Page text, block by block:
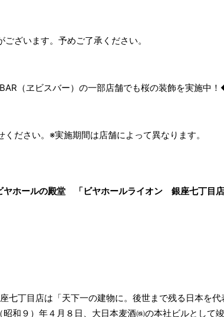
ざいます。予めご了承ください。
（ヱビスバー）の一部店舗でも桜の装飾を実施中
ださい。※実施期間は店舗によって異なります。
ヤホールの殿堂 「ビヤホールライオン 銀座七丁目店
丁目店は「天下一の建物に。後世まで残る日本を代
和９）年４月８日、大日本麦酒㈱の本社ビルとして